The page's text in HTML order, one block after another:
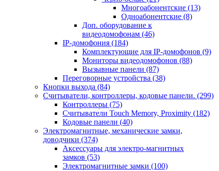
Многоабонентские (13)
Одноабонентские (8)
Доп. оборудование к
видеодомофонам (46)
IP-домофония (184)
Комплектующие для IP-домофонов (9)
Мониторы видеодомофонов (88)
Вызывные панели (87)
Переговорные устройства (38)
Кнопки выхода (84)
Считыватели, контроллеры, кодовые панели. (299)
Контроллеры (75)
Считыватели Touch Memory, Proximity (182)
Кодовые панели (40)
Электромагнитные, механические замки,
доводчики (374)
Аксессуары для электро-магнитных
замков (53)
Электромагнитные замки (100)